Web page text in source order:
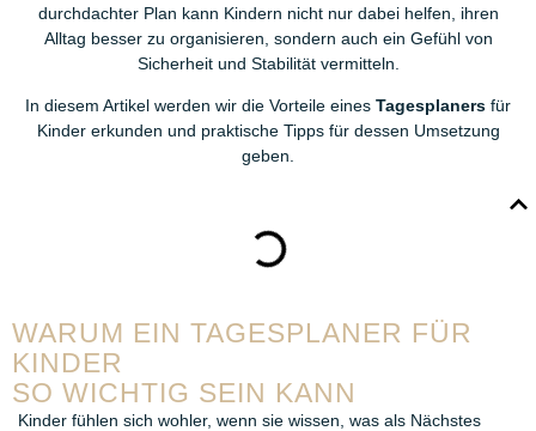
durchdachter Plan kann Kindern nicht nur dabei helfen, ihren
Alltag besser zu organisieren, sondern auch ein Gefühl von
Sicherheit und Stabilität vermitteln.
In diesem Artikel werden wir die Vorteile eines Tagesplaners für
Kinder erkunden und praktische Tipps für dessen Umsetzung
geben.
WARUM EIN TAGESPLANER FÜR
KINDER
SO WICHTIG SEIN KANN
Kinder fühlen sich wohler, wenn sie wissen, was als Nächstes